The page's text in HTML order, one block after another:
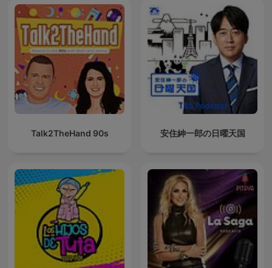
Talk2TheHand 90s 安住紳一郎の日曜天国